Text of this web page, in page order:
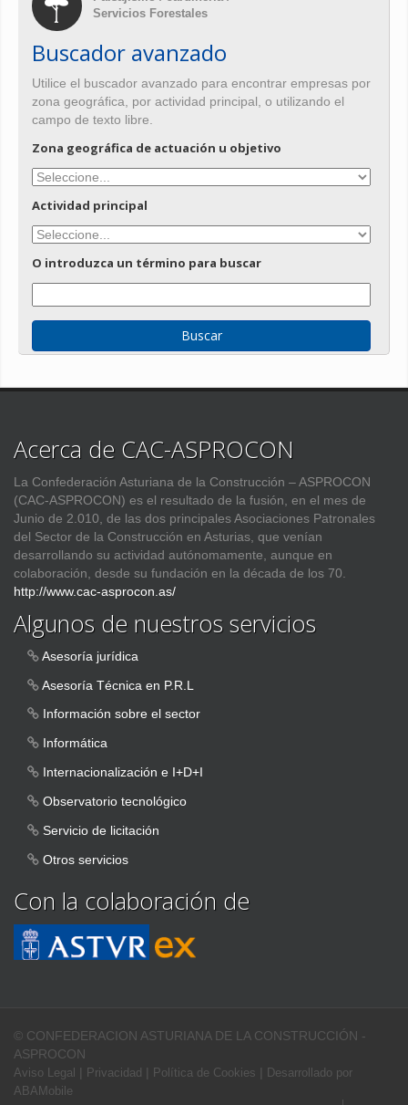
Servicios Forestales
Buscador avanzado
Utilice el buscador avanzado para encontrar empresas por
zona geográfica, por actividad principal, o utilizando el
campo de texto libre.
Zona geográfica de actuación u objetivo
Actividad principal
O introduzca un término para buscar
Acerca de CAC-ASPROCON
La Confederación Asturiana de la Construcción – ASPROCON
(CAC-ASPROCON) es el resultado de la fusión, en el mes de
Junio de 2.010, de las dos principales Asociaciones Patronales
del Sector de la Construcción en Asturias, que venían
desarrollando su actividad autónomamente, aunque en
colaboración, desde su fundación en la década de los 70.
http://www.cac-asprocon.as/
Algunos de nuestros servicios
Asesoría jurídica
Asesoría Técnica en P.R.L
Información sobre el sector
Informática
Internacionalización e I+D+I
Observatorio tecnológico
Servicio de licitación
Otros servicios
Con la colaboración de
© CONFEDERACION ASTURIANA DE LA CONSTRUCCIÓN -
ASPROCON
Aviso Legal | Privacidad | Política de Cookies | Desarrollado por
ABAMobile